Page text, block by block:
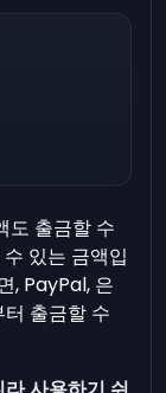
도 출금할 수
있는 금액입
, PayPal, 은
출금할 수